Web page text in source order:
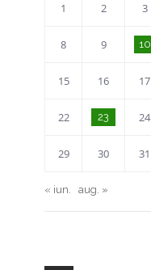
1 2 3
8 9 10
15 16 17
22 23 24
29 30 31
« iun. aug. »